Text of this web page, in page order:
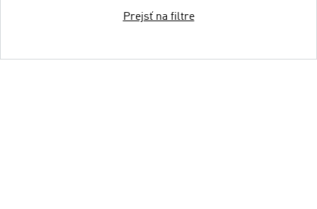
Prejsť na filtre